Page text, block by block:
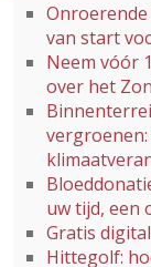
van start
Neem vóór
over het
uw tijd, een
Gratis
Hittegolf: